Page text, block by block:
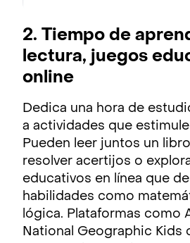
2. Tiempo de
lectura, juegos
online
Dedica una hora de
a actividades que
Pueden leer juntos un
resolver acertijos o
educativos en línea que
habilidades como
lógica. Plataformas como
National Geographic Kids